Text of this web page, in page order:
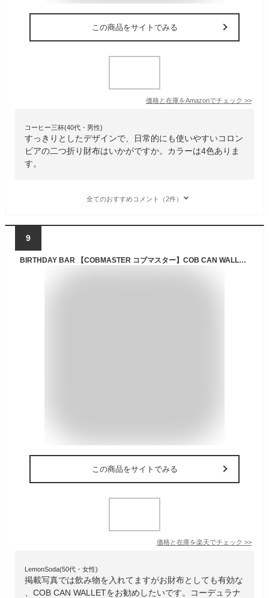
この商品をサイトでみる
価格と在庫をAmazonでチェック >>
コーヒー三杯(40代・男性)
すっきりとしたデザインで、日常的にも使いやすいコロン
ビアの二つ折り財布はいかがですか。カラーは4色ありま
す。
全てのおすすめコメント（2件）
9
BIRTHDAY BAR 【COBMASTER コブマスター】COB CAN WALLET バースデイバー 財布・ポーチ・ケース 財布 ベージュ オレンジ ブルー
この商品をサイトでみる
価格と在庫を楽天でチェック >>
LemonSoda(50代・女性)
掲載写真では飲み物を入れてますがお財布としても有効な
、COB CAN WALLETをお勧めしたいです。コーデュラナ